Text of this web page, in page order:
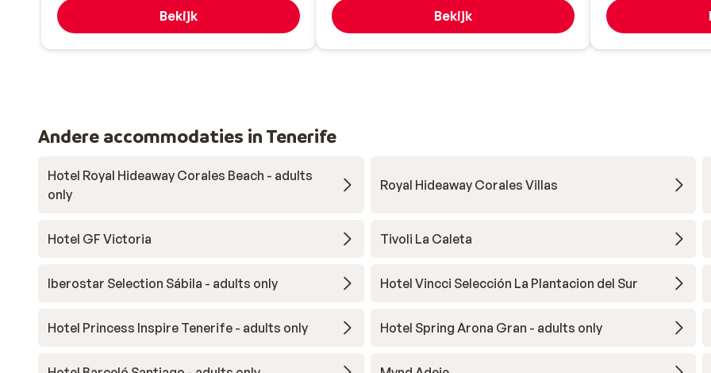
Bekijk Bekijk
Andere accommodaties in Tenerife
Hotel Royal Hideaway Corales Beach - adults
only
Royal Hideaway Corales Villas
Hotel GF Victoria Tivoli La Caleta
Iberostar Selection Sábila - adults only Hotel Vincci Selección La Plantacion del Sur
Hotel Princess Inspire Tenerife - adults only Hotel Spring Arona Gran - adults only